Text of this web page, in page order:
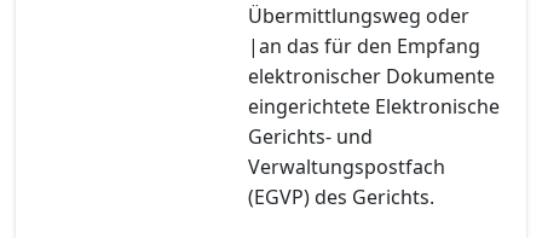
Übermittlungsweg oder
|an das für den Empfang
elektronischer Dokumente
eingerichtete Elektronische
Gerichts- und
Verwaltungspostfach
(EGVP) des Gerichts.